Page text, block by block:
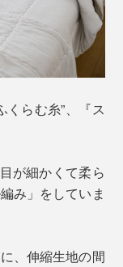
くらむ糸”、『ス
が細かくて柔ら
み」をしていま
、伸縮生地の間